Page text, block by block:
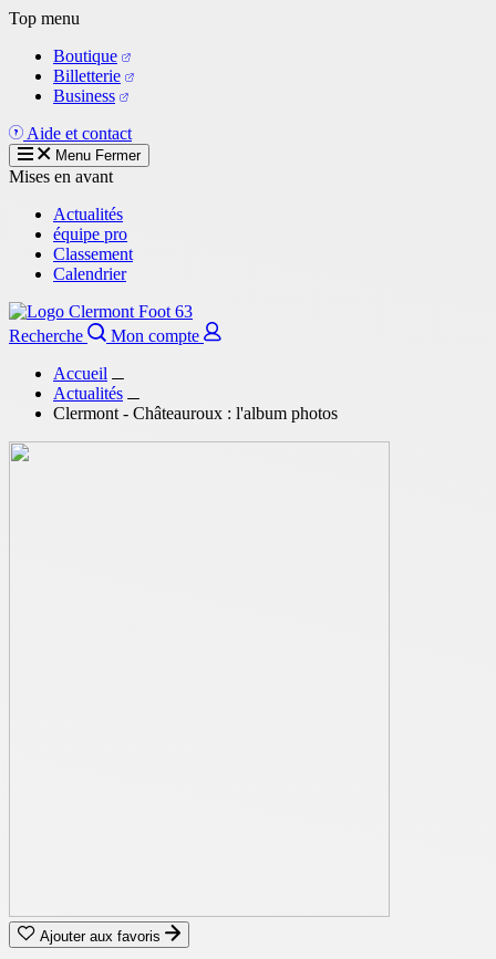
Aller
contenu
principal
Top menu
Boutique
Billetterie
Business
Aide et contact
Menu Fermer
Mises en avant
Actualités
équipe pro
Classement
Calendrier
Recherche
Mon compte
Accueil
Actualités
Clermont - Châteauroux : l'album photos
Ajouter aux favoris